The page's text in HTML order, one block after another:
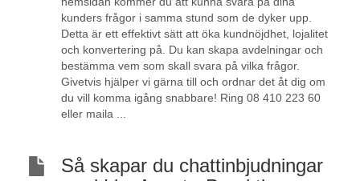
kunders frågor i samma stund som de dyker upp.
Detta är ett effektivt sätt att öka kundnöjdhet, lojalitet
och konvertering på. Du kan skapa avdelningar och
bestämma vem som skall svara på vilka frågor.
Givetvis hjälper vi gärna till och ordnar det åt dig om
du vill komma igång snabbare! Ring 08 410 223 60
eller maila ...
Så skapar du chattinbjudningar